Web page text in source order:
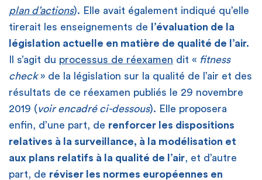
plan d’actions). Elle avait également indiqué qu’elle
tirerait les enseignements de
l’évaluation de la
législation actuelle en matière de qualité de l’air.
Il s’agit du processus de réexamen dit « fitness
check» de la législation sur la qualité de l’air et des
résultats de ce réexamen publiés le 29 novembre
2019 (voir encadré ci-dessous). Elle proposera
enfin, d’une part, de renforcer les dispositions
relatives à la surveillance, à la modélisation et
aux plans relatifs à la qualité de l’air, et d’autre
part, de réviser les normes européennes en